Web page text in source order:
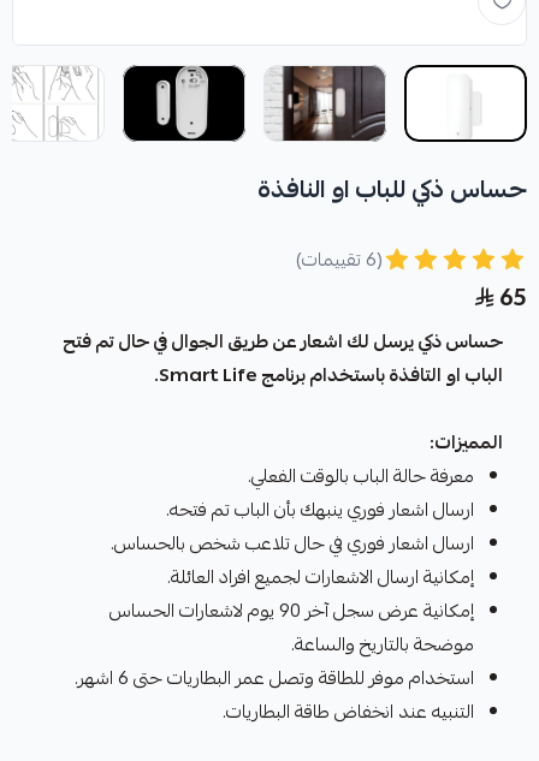
حساس ذكي للباب او النافذة
(6 تقييمات)
65
حساس ذكي يرسل لك اشعار عن طريق الجوال في حال تم فتح
الباب او التافذة باستخدام برنامج Smart Life.
المميزات:
معرفة حالة الباب بالوقت الفعلي.
ارسال اشعار فوري ينبهك بأن الباب تم فتحه.
ارسال اشعار فوري في حال تلاعب شخص بالحساس.
إمكانية ارسال الاشعارات لجميع افراد العائلة.
إمكانية عرض سجل آخر 90 يوم لاشعارات الحساس
موضحة بالتاريخ والساعة.
استخدام موفر للطاقة وتصل عمر البطاريات حتى 6 اشهر.
التنبيه عند انخفاض طاقة البطاريات.